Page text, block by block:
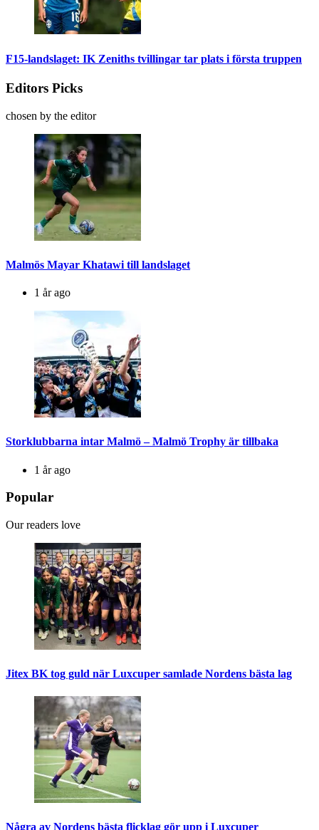
F15-landslaget: IK Zeniths tvillingar tar plats i första truppen
Editors Picks
chosen by the editor
Malmös Mayar Khatawi till landslaget
1 år ago
Storklubbarna intar Malmö – Malmö Trophy är tillbaka
1 år ago
Popular
Our readers love
Jitex BK tog guld när Luxcuper samlade Nordens bästa lag
Några av Nordens bästa flicklag gör upp i Luxcuper